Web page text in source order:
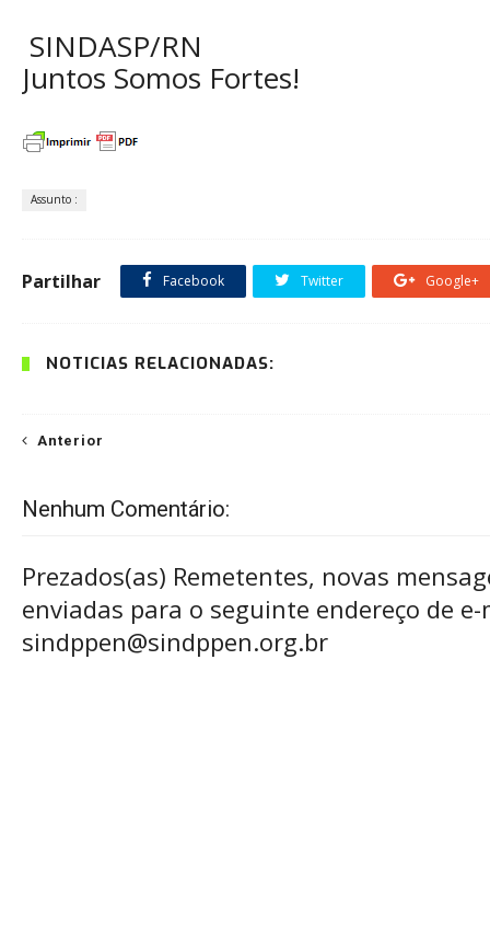
SINDASP/RN
Juntos Somos Fortes!
Assunto :
Partilhar Facebook Twitter Google+
NOTÍCIAS RELACIONADAS:
Anterior
Nenhum Comentário:
Prezados(as) Remetentes, novas
enviadas para o seguinte endereço de e-
sindppen@sindppen.org.br